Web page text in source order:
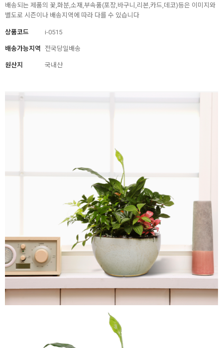
배송되는 제품의 꽃,화분,소재,부속품(포장,바구니,리본,카드,데코)등은 이미지와
별도로 시즌이나 배송지역에 따라 다를 수 있습니다
상품코드 i-0515
배송가능지역 전국당일배송
원산지 국내산